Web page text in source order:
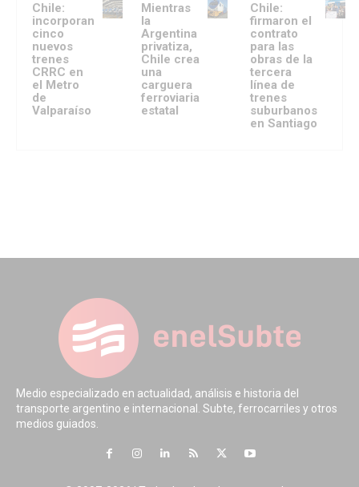
Chile:
incorporan
cinco
nuevos
trenes
CRRC en
el Metro
de
Valparaíso
Mientras
la
Argentina
privatiza,
Chile crea
una
carguera
ferroviaria
estatal
Chile:
firmaron el
contrato
para las
obras de la
tercera
línea de
trenes
suburbanos
en Santiago
Medio especializado en actualidad, análisis e historia del
transporte argentino e internacional. Subte, ferrocarriles y otros
medios guiados.